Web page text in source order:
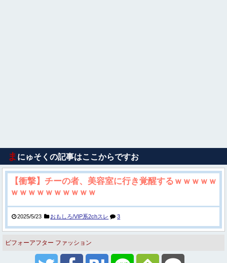
ま にゅそくの記事はここからですお
【衝撃】チーの者、美容室に行き覚醒するｗｗｗｗｗ
ｗｗｗｗｗｗｗｗｗｗ
2025/5/23 おもしろ/VIP系2chスレ 3
ビフォーアフター ファッション